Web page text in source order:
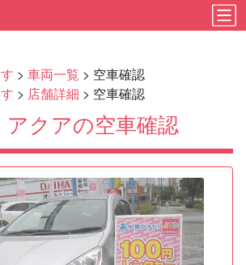
> 車両一覧 > 空車確認
> 店舗詳細 > 空車確認
クアの空車確認